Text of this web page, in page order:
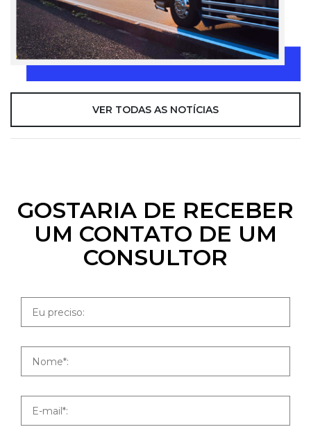
VER TODAS AS NOTÍCIAS
GOSTARIA DE RECEBER
UM CONTATO DE UM
CONSULTOR